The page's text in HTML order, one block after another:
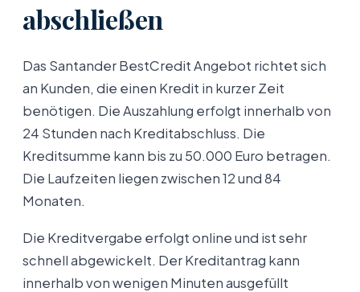
abschließen
Das Santander BestCredit Angebot richtet sich
an Kunden, die einen Kredit in kurzer Zeit
benötigen. Die Auszahlung erfolgt innerhalb von
24 Stunden nach Kreditabschluss. Die
Kreditsumme kann bis zu 50.000 Euro betragen.
Die Laufzeiten liegen zwischen 12 und 84
Monaten.
Die Kreditvergabe erfolgt online und ist sehr
schnell abgewickelt. Der Kreditantrag kann
innerhalb von wenigen Minuten ausgefüllt